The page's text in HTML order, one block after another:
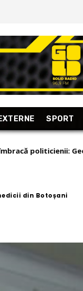
SPORT
politicienii:
din Botoșani